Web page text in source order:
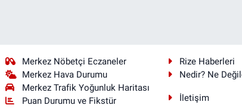
Merkez Nöbetçi Eczaneler
Merkez Hava Durumu
Merkez Trafik Yoğunluk Haritası
Puan Durumu ve Fikstür
Rize Haberleri
Nedir? Ne
İletişim